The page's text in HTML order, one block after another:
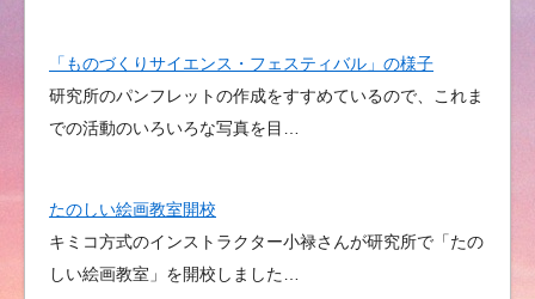
「ものづくりサイエンス・フェスティバル」の様子
研究所のパンフレットの作成をすすめているので、これま
での活動のいろいろな写真を目…
たのしい絵画教室開校
キミコ方式のインストラクター小禄さんが研究所で「たの
しい絵画教室」を開校しました…